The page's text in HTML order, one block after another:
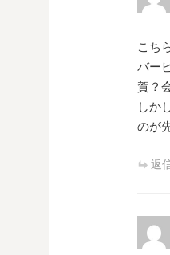
こち
バー
賀？
しか
のが
返